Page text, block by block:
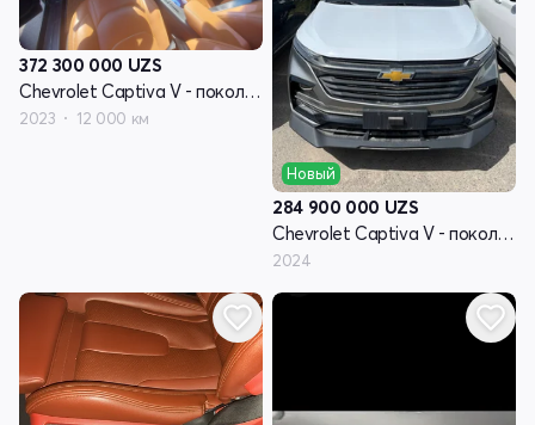
372 300 000 UZS
Chevrolet Captiva V - поколение
2023 12 000 км
Новый
284 900 000 UZS
Chevrolet Captiva V - поколение
2024